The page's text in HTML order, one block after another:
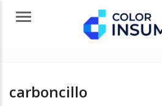
Menu
carboncillo